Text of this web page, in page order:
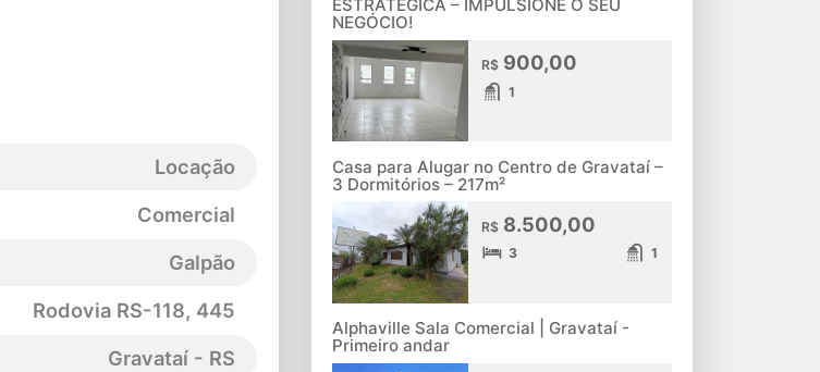
Locação
Comercial
Galpão
Rodovia RS-118, 445
Gravataí - RS
ESTRATÉGICA – IMPULSIONE O SEU
NEGÓCIO!
R$900,00
1
Casa para Alugar no Centro de Gravataí –
3 Dormitórios – 217m²
R$8.500,00
3 1
Alphaville Sala Comercial | Gravataí -
Primeiro andar